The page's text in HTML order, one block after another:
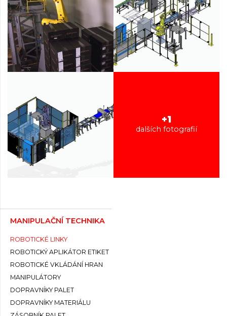
+1
dalších fotografií
MANIPULAČNÍ TECHNIKA
ROBOTICKÉ LINKY
ROBOTICKÝ APLIKÁTOR ETIKET
ROBOTICKÉ VKLÁDÁNÍ HRAN
MANIPULÁTORY
DOPRAVNÍKY PALET
DOPRAVNÍKY MATERIÁLU